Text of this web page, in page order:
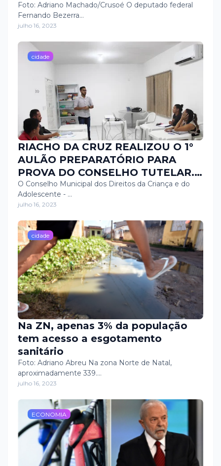
Foto: Adriano Machado/Crusoé O deputado federal
Fernando Bezerra…
julho 16, 2023
cidade
RIACHO DA CRUZ REALIZOU O 1°
AULÃO PREPARATÓRIO PARA
PROVA DO CONSELHO TUTELAR.
📝👥
O Conselho Municipal dos Direitos da Criança e do
Adolescente - …
julho 16, 2023
cidade
Na ZN, apenas 3% da população
tem acesso a esgotamento
sanitário
Foto: Adriano Abreu Na zona Norte de Natal,
aproximadamente 339.…
julho 16, 2023
ECONOMIA